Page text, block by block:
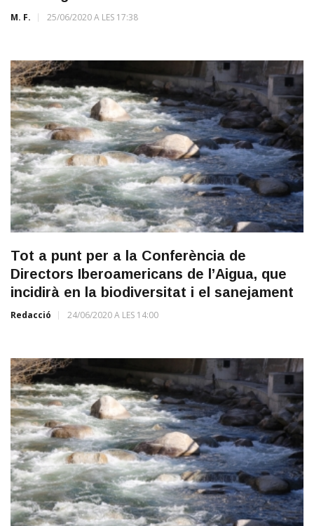
M. F. 25/06/2020 A LES 17:38
Tot a punt per a la Conferència de
Directors Iberoamericans de l’Aigua, que
incidirà en la biodiversitat i el sanejament
Redacció 24/06/2020 A LES 14:00